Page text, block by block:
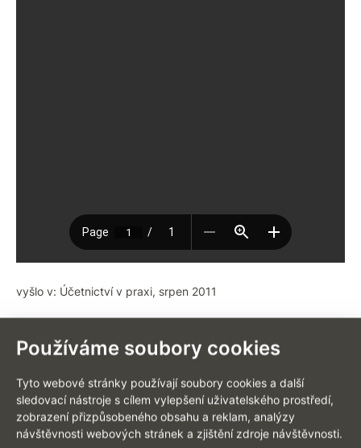
Používáme soubory cookies
Tyto webové stránky používají soubory cookies a další
sledovací nástroje s cílem vylepšení uživatelského prostředí,
zobrazení přizpůsobeného obsahu a reklam, analýzy
návštěvnosti webových stránek a zjištění zdroje návštěvnosti.
vyšlo v: Účetnictví v praxi, srpen 2011
ZPĚT NA VÝPIS AKTUALIT